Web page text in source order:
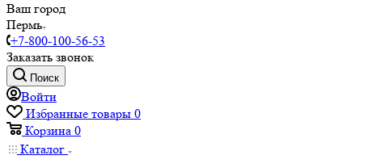
Ваш город
Пермь
+7-800-100-56-53
Заказать звонок
Поиск
Войти
Избранные товары 0
Корзина 0
Каталог